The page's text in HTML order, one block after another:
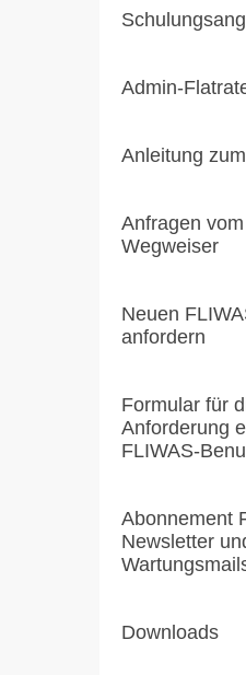
Admin-
Anleitung
Anfragen
Wegweiser
Neuen
anfordern
Formular für
Anforderung
FLIWAS-
Abonnement
Newsletter
Downloads